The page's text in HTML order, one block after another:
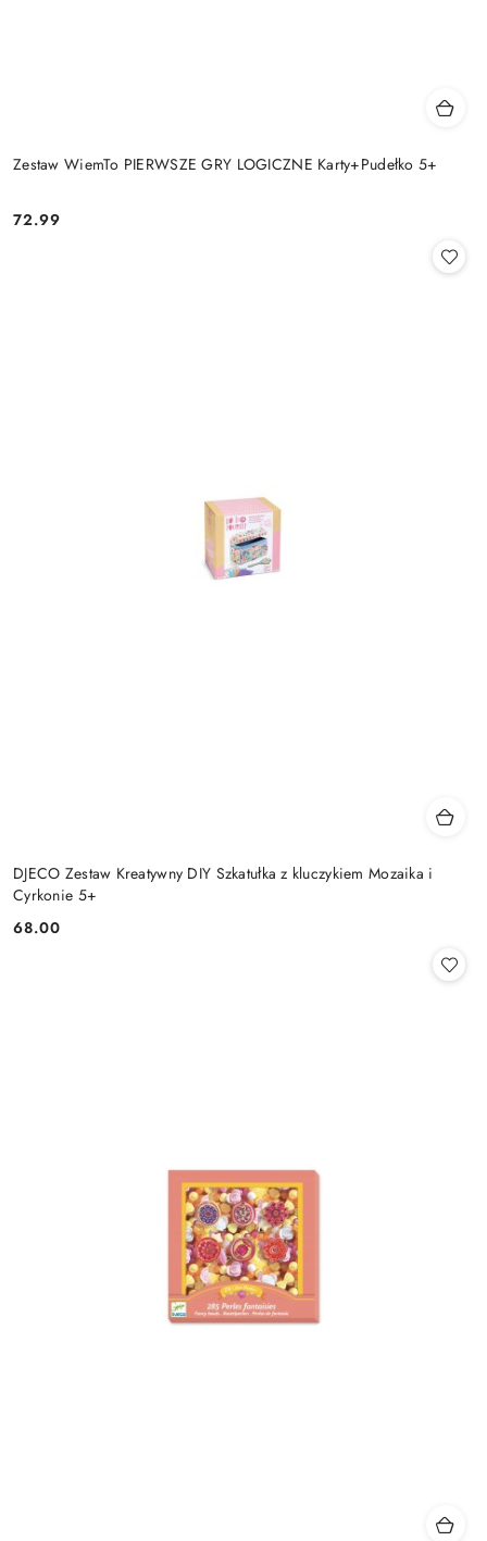
Zestaw WiemTo PIERWSZE GRY LOGICZNE Karty+Pudełko 5+
Cena:
72.99
DJECO Zestaw Kreatywny DIY Szkatułka z kluczykiem Mozaika i
Cyrkonie 5+
Cena:
68.00